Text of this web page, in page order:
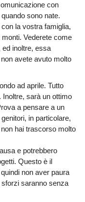
con
sono nate.
la vostra famiglia,
Vederete come
ed inoltre, essa
avete avuto molto
ad aprile. Tutto
sarà un ottimo
a pensare a un
in particolare,
hai trascorso molto
e potrebbero
Questo è il
non aver paura
sforzi saranno senza